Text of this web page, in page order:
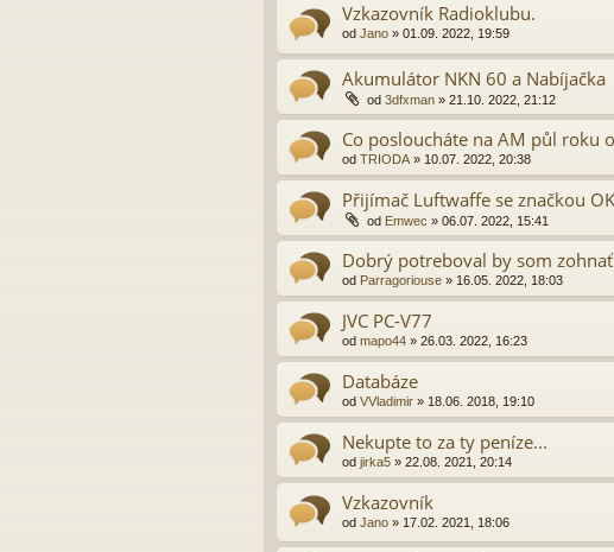
Vzkazovník Radioklubu.
od Jano » 01.09. 2022, 19:59
Akumulátor NKN 60 a Nabíjačka
od 3dfxman » 21.10. 2022, 21:12
Co posloucháte na AM půl roku
od TRIODA » 10.07. 2022, 20:38
Přijímač Luftwaffe se značkou
od Emwec » 06.07. 2022, 15:41
Dobrý potreboval by som
od Parragoriouse » 16.05. 2022, 18:03
JVC PC-V77
od mapo44 » 26.03. 2022, 16:23
Databáze
od VVladimir » 18.06. 2018, 19:10
Nekupte to za ty peníze...
od jirka5 » 22.08. 2021, 20:14
Vzkazovník
od Jano » 17.02. 2021, 18:06